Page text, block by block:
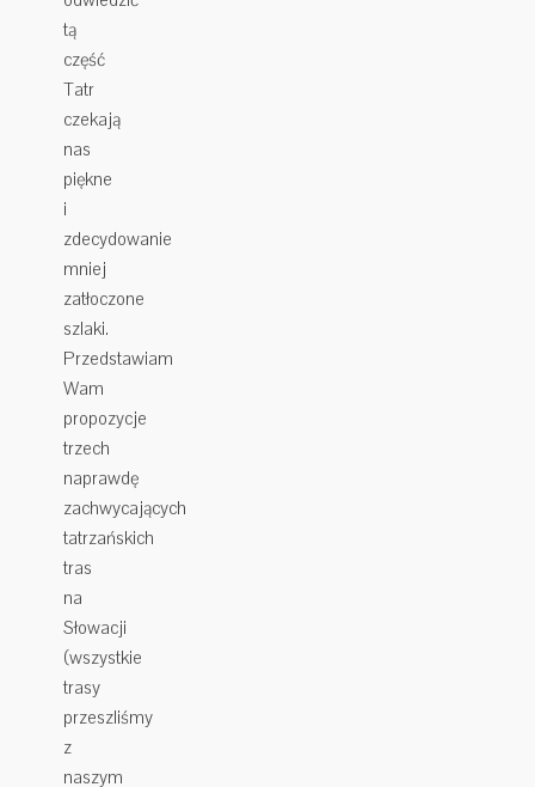
tą
część
Tatr
czekają
nas
piękne
i
zdecydowanie
mniej
zatłoczone
szlaki.
Przedstawiam
Wam
propozycje
trzech
naprawdę
zachwycających
tatrzańskich
tras
na
Słowacji
(wszystkie
trasy
przeszliśmy
z
naszym